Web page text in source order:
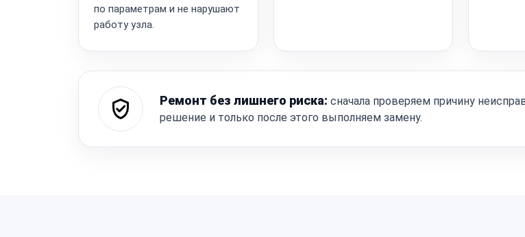
по параметрам и не нарушают
работу узла.
Ремонт без лишнего риска: сначала проверяем причину
решение и только после этого выполняем замену.